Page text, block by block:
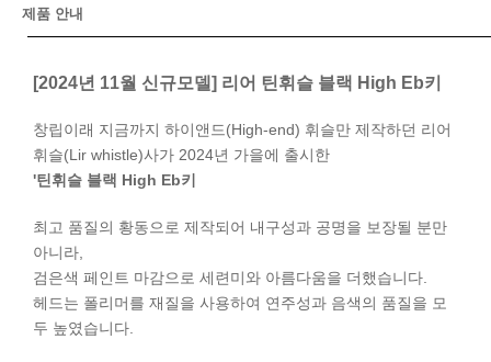
제품 안내
[2024년 11월 신규모델] 리어 틴휘슬 블랙 High Eb키
창립이래 지금까지 하이앤드(High-end) 휘슬만 제작하던 리어
휘슬(Lir whistle)사가 2024년 가을에 출시한
'틴휘슬 블랙 High Eb키
최고 품질의 황동으로 제작되어 내구성과 공명을 보장될 분만
아니라,
검은색 페인트 마감으로 세련미와 아름다움을 더했습니다.
헤드는 폴리머를 재질을 사용하여 연주성과 음색의 품질을 모
두 높였습니다.